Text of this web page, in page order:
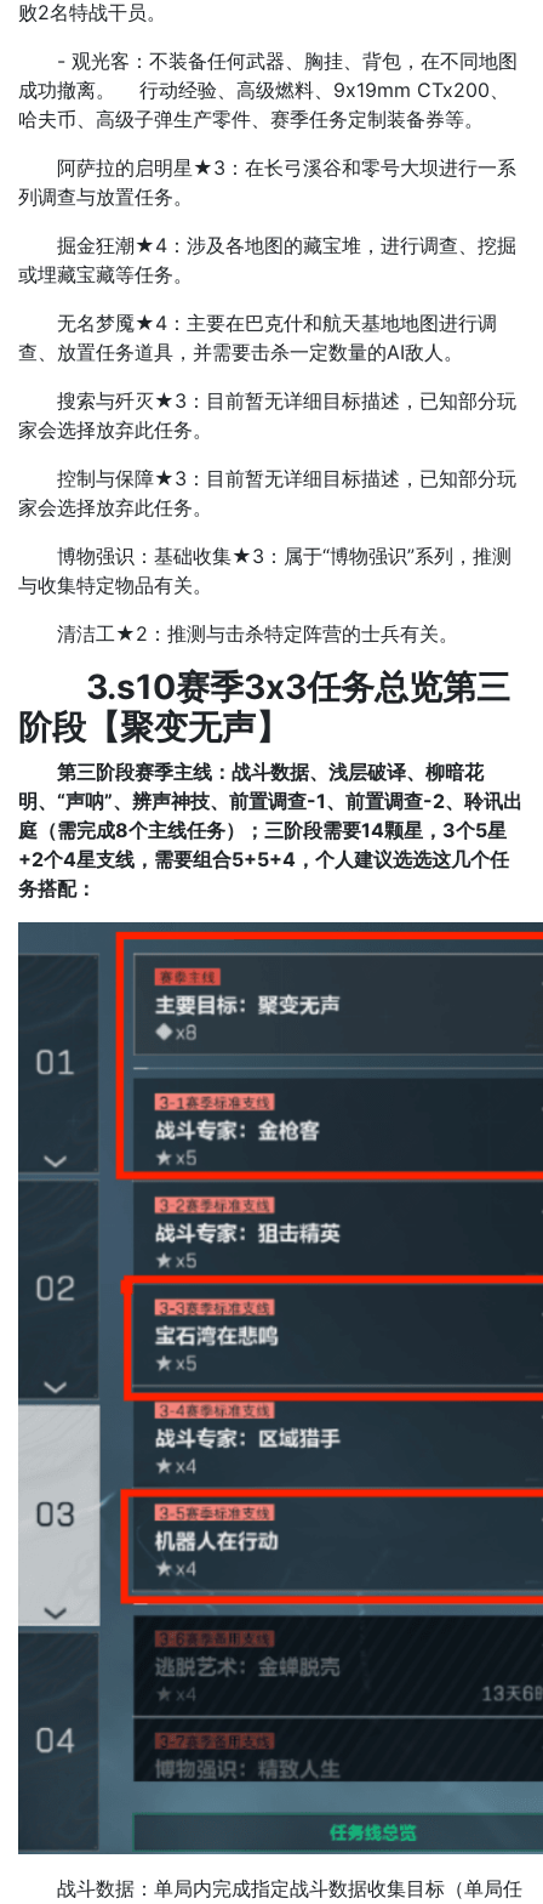
败2名特战干员。
- 观光客：不装备任何武器、胸挂、背包，在不同地图
成功撤离。 行动经验、高级燃料、9x19mm CTx200、
哈夫币、高级子弹生产零件、赛季任务定制装备券等。
阿萨拉的启明星★3：在长弓溪谷和零号大坝进行一系
列调查与放置任务。
掘金狂潮★4：涉及各地图的藏宝堆，进行调查、挖掘
或埋藏宝藏等任务。
无名梦魇★4：主要在巴克什和航天基地地图进行调
查、放置任务道具，并需要击杀一定数量的AI敌人。
搜索与歼灭★3：目前暂无详细目标描述，已知部分玩
家会选择放弃此任务。
控制与保障★3：目前暂无详细目标描述，已知部分玩
家会选择放弃此任务。
博物强识：基础收集★3：属于“博物强识”系列，推测
与收集特定物品有关。
清洁工★2：推测与击杀特定阵营的士兵有关。
3.s10赛季3x3任务总览第三
阶段【聚变无声】
第三阶段赛季主线： 战斗数据、浅层破译、柳暗花
明、“声呐”、辨声神技、前置调查-1、前置调查-2、聆讯出
庭 （需完成8个主线任务）； 三阶段需要14颗星，3个5星
+2个4星支线，需要组合5+5+4，个人建议选选这几个任
务搭配：
战斗数据：单局内完成指定战斗数据收集目标（单局任